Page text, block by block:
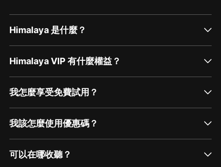
Himalaya 是什麼？
Himalaya VIP 有什麼權益？
我怎麼享受免費試用？
我該怎麼使用優惠碼？
可以在哪收聽？